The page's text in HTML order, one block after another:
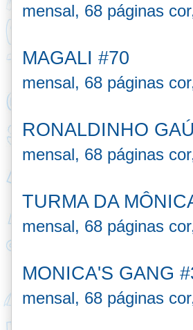
mensal, 68 páginas
MAGALI #70
mensal, 68 páginas
RONALDINHO
mensal, 68 páginas
TURMA DA
mensal, 68 páginas
MONICA'S GANG
mensal, 68 páginas